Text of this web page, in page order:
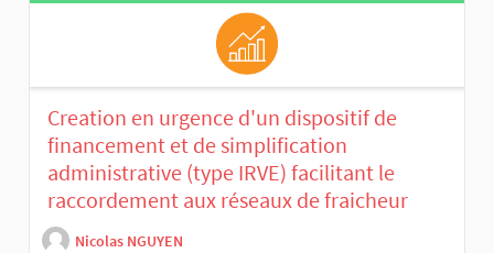
Creation en urgence d'un dispositif de
financement et de simplification
administrative (type IRVE) facilitant le
raccordement aux réseaux de fraicheur
Nicolas NGUYEN